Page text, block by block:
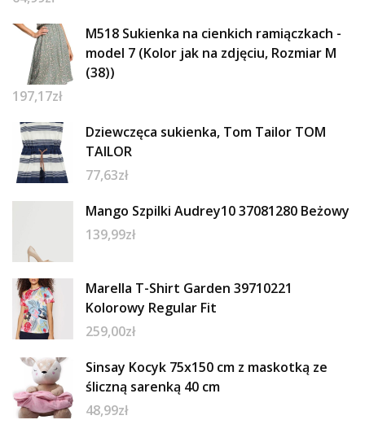
M518 Sukienka na cienkich ramiączkach -
model 7 (Kolor jak na zdjęciu, Rozmiar M
(38))
197,17zł
Dziewczęca sukienka, Tom Tailor TOM
TAILOR
77,63zł
Mango Szpilki Audrey10 37081280 Beżowy
139,99zł
Marella T-Shirt Garden 39710221
Kolorowy Regular Fit
259,00zł
Sinsay Kocyk 75x150 cm z maskotką ze
śliczną sarenką 40 cm
48,99zł